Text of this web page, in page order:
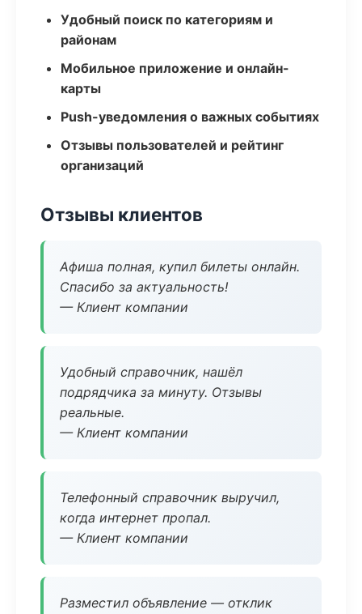
Удобный поиск по категориям и
районам
Мобильное приложение и онлайн-
карты
Push-уведомления о важных событиях
Отзывы пользователей и рейтинг
организаций
Отзывы клиентов
Афиша полная, купил билеты онлайн.
Спасибо за актуальность!
— Клиент компании
Удобный справочник, нашёл
подрядчика за минуту. Отзывы
реальные.
— Клиент компании
Телефонный справочник выручил,
когда интернет пропал.
— Клиент компании
Разместил объявление — отклик